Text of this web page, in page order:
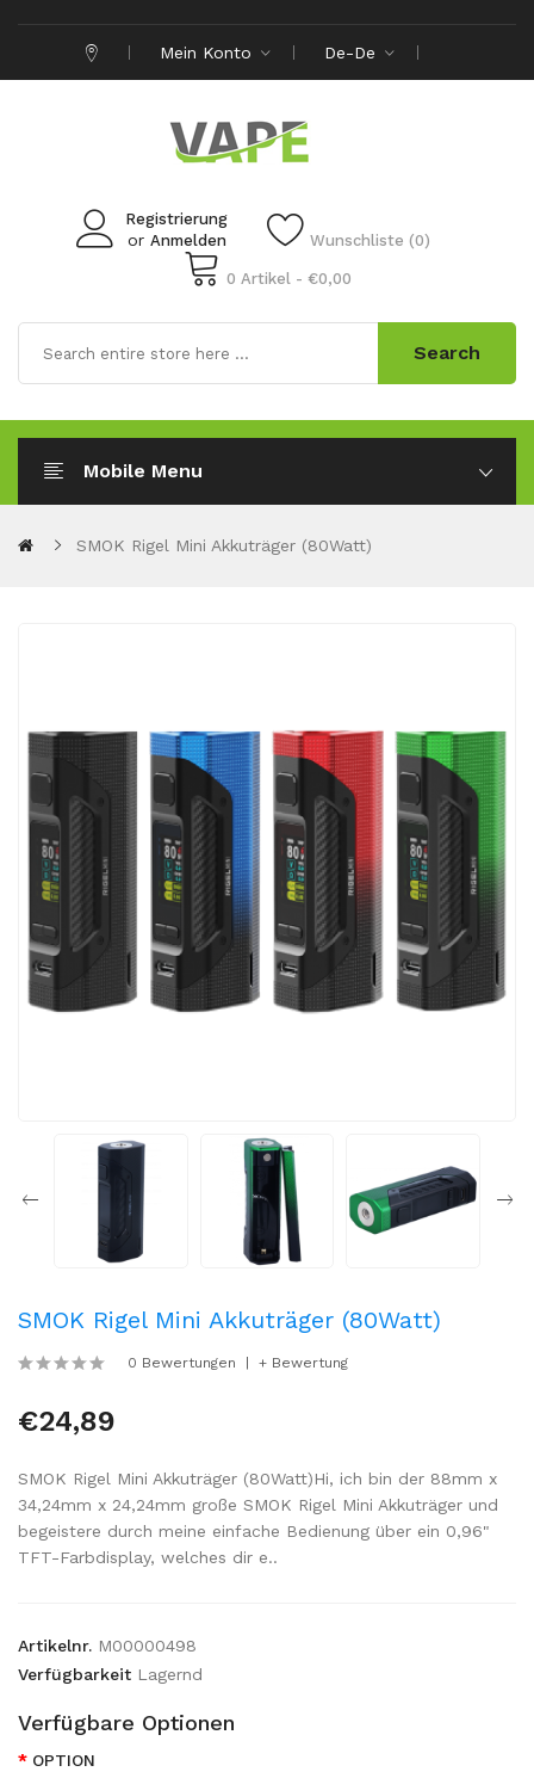
Mein Konto De-De
Registrierung
or Anmelden Wunschliste (0)
0 Artikel - €0,00
Search
Mobile Menu
SMOK Rigel Mini Akkuträger (80Watt)
SMOK Rigel Mini Akkuträger (80Watt)
0 Bewertungen + Bewertung
€24,89
SMOK Rigel Mini Akkuträger (80Watt)Hi, ich bin der 88mm x
34,24mm x 24,24mm große SMOK Rigel Mini Akkuträger und
begeistere durch meine einfache Bedienung über ein 0,96"
TFT-Farbdisplay, welches dir e..
Artikelnr. M00000498
Verfügbarkeit Lagernd
Verfügbare Optionen
OPTION